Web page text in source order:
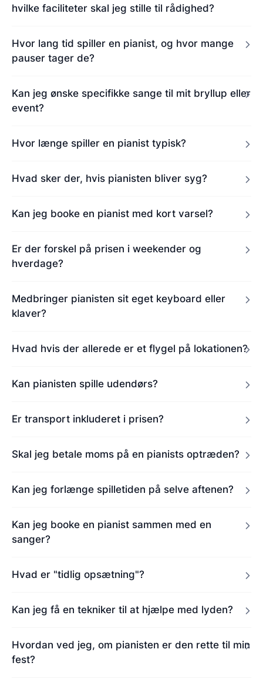
hvilke faciliteter skal jeg stille til rådighed?
Hvor lang tid spiller en pianist, og hvor mange
pauser tager de?
Kan jeg ønske specifikke sange til mit bryllup eller
event?
Hvor længe spiller en pianist typisk?
Hvad sker der, hvis pianisten bliver syg?
Kan jeg booke en pianist med kort varsel?
Er der forskel på prisen i weekender og
hverdage?
Medbringer pianisten sit eget keyboard eller
klaver?
Hvad hvis der allerede er et flygel på lokationen?
Kan pianisten spille udendørs?
Er transport inkluderet i prisen?
Skal jeg betale moms på en pianists optræden?
Kan jeg forlænge spilletiden på selve aftenen?
Kan jeg booke en pianist sammen med en
sanger?
Hvad er "tidlig opsætning"?
Kan jeg få en tekniker til at hjælpe med lyden?
Hvordan ved jeg, om pianisten er den rette til min
fest?